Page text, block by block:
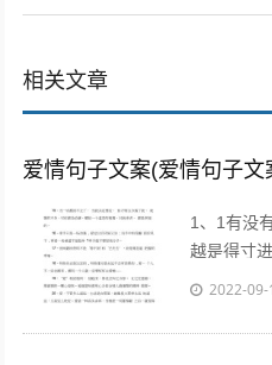
相关文章
爱情句子文案(爱情句子文
1、1有没
越是得寸
者，相伴
2022-09-